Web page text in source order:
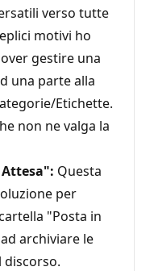
verso tutte
motivi ho
gestire una
una parte alla
Etichette.
non ne valga la
Questa
per
"Posta in
archiviare le
discorso.